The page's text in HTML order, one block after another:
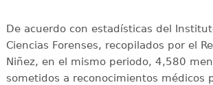
De acuerdo con estadísticas del
Ciencias Forenses, recopilados por el
Niñez, en el mismo periodo, 4,580
sometidos a reconocimientos médicos